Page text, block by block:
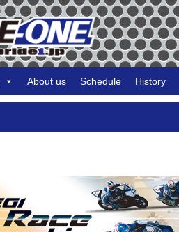
About us Schedule History